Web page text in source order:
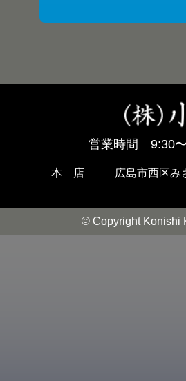
営業時間 9:30
本 店 広島市西区み
© Copyright Konishi